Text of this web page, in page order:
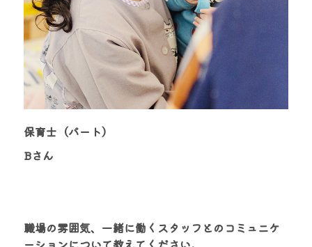
保育士（パート）
Bさん
職場の雰囲気、一緒に働くスタッフとのコミュニケ